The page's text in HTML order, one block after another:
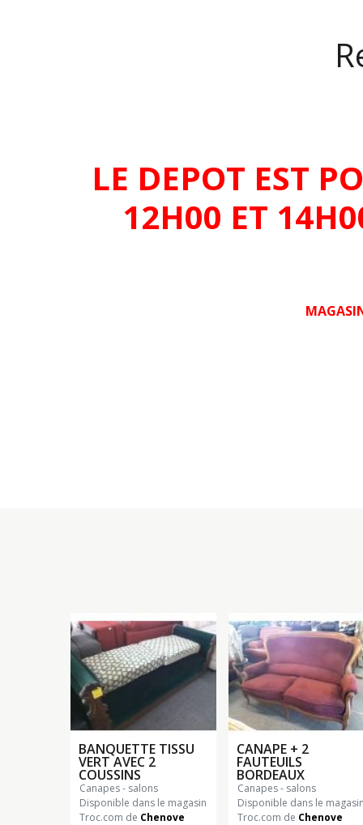
LE DEPOT EST
12H00 ET
BANQUETTE TISSU
VERT AVEC 2
COUSSINS
canapes - salons
Disponible dans le magasin
Troc.com de Chenove
CANAPE + 2
FAUTEUILS
BORDEAUX
canapes - salons
Disponible dans le
Troc.com de Chenove